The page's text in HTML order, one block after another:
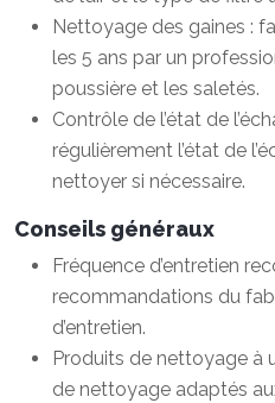
Nettoyage des gaines :
les 5 ans par un
poussière et les saletés.
Contrôle de l’état de
régulièrement l’état de
nettoyer si nécessaire.
Conseils généraux
Fréquence d’entretien
recommandations du
d’entretien.
Produits de nettoyage à
de nettoyage adaptés